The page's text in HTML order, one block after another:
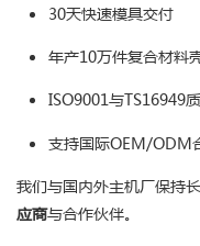
30天快速模具交付
年产10万件复合材料
ISO9001与TS16949
支持国际OEM/ODM
我们与国内外主机厂保持
应商与合作伙伴。